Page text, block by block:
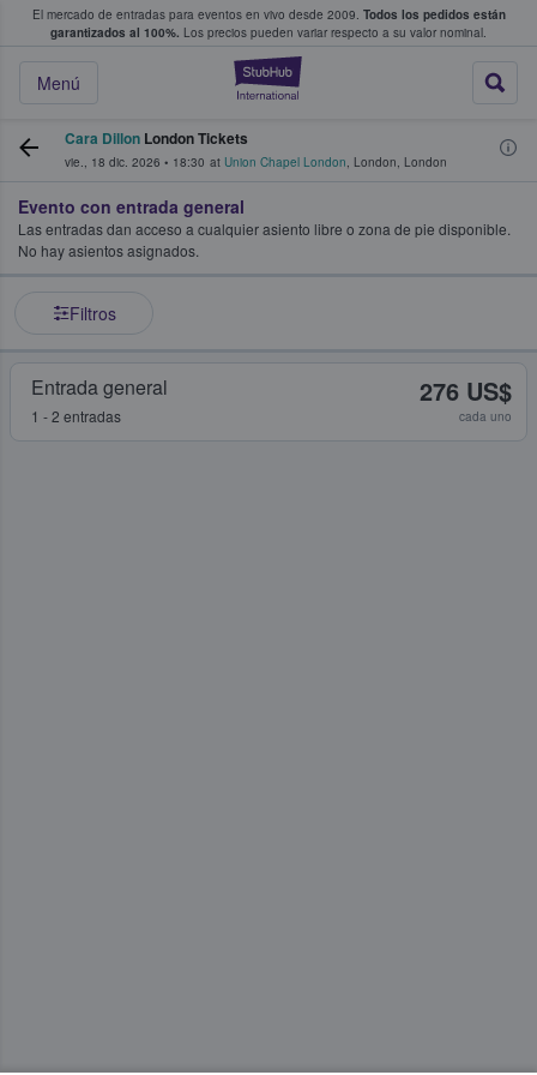
El mercado de entradas para eventos en vivo desde 2009. Todos los pedidos están
garantizados al 100%. Los precios pueden variar respecto a su valor nominal.
StubHub:
Menú
y venta de entradas entre fans
Cara Dillon London Tickets
vie., 18 dic. 2026 • 18:30 at Union Chapel London, London, London
Evento con entrada general
Las entradas dan acceso a cualquier asiento libre o zona de pie disponible.
No hay asientos asignados.
Filtros
Entrada general
1 - 2 entradas
276 US$
cada uno